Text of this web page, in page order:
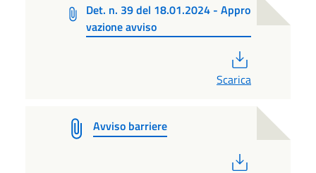
Det. n. 39 del 18.01.2024 - Appro
vazione avviso
Scarica
Avviso barriere